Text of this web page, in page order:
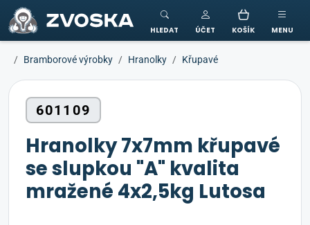
ZVOSKA
HLEDAT ÚČET KOŠÍK MENU
Bramborové výrobky Hranolky Křupavé
601109
Hranolky 7x7mm křupavé
se slupkou "A" kvalita
mražené 4x2,5kg Lutosa